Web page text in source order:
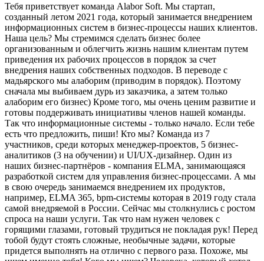
Тебя приветствует команда Alabor Soft. Мы стартап,
созданный летом 2021 года, который занимается внедрением
информационных систем в бизнес-процессы наших клиентов.
Наша цель? Мы стремимся сделать бизнес более
организованным и облегчить жизнь нашим клиентам путем
приведения их рабочих процессов в порядок за счет
внедрения наших собственных подходов. В переводе с
мадьярского мы алаборим (приводим в порядок). Поэтому
сначала мы выбиваем дурь из заказчика, а затем только
алаборим его бизнес) Кроме того, мы очень ценим развитие и
готовы поддерживать инициативы членов нашей команды.
Так что информационные системы - только начало. Если тебе
есть что предложить, пиши! Кто мы? Команда из 7
участников, среди которых менеджер-проектов, 5 бизнес-
аналитиков (3 на обучении) и UI/UX-дизайнер. Один из
наших бизнес-партнёров - компания ELMA, занимающаяся
разработкой систем для управления бизнес-процессами. А мы
в свою очередь занимаемся внедрением их продуктов,
например, ELMA 365, bpm-системы которая в 2019 году стала
самой внедряемой в России. Сейчас мы столкнулись с ростом
спроса на наши услуги. Так что нам нужен человек с
горящими глазами, готовый трудиться не покладая рук! Перед
тобой будут стоять сложные, необычные задачи, которые
придется выполнять на отлично с первого раза. Похоже, мы